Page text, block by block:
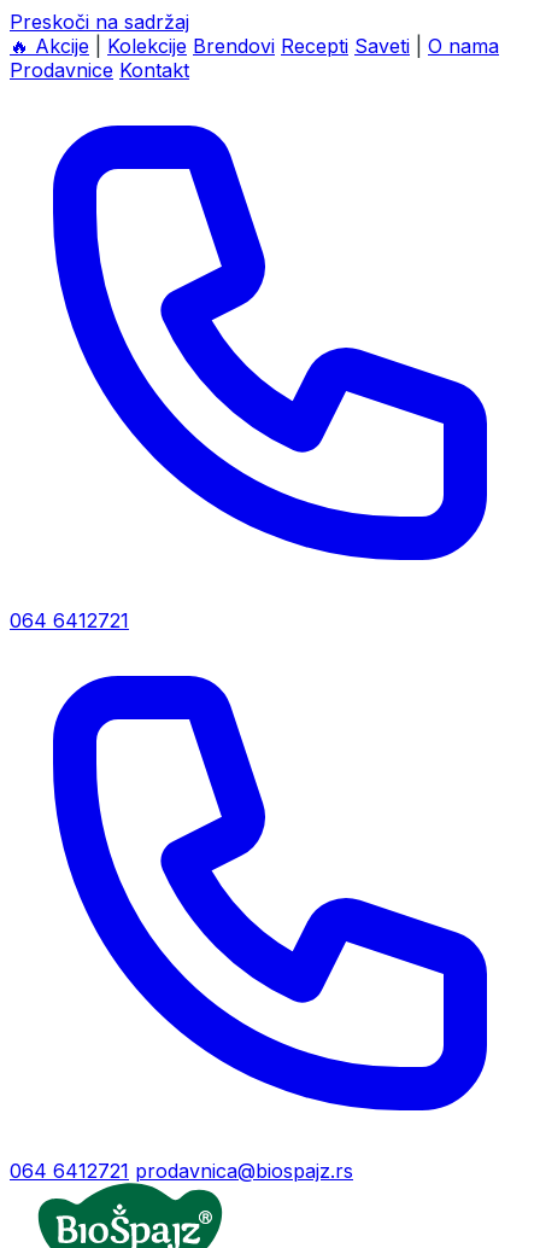
Preskoči na sadržaj
🔥 Akcije Kolekcije Brendovi Recepti Saveti
O nama
Prodavnice Kontakt
064 6412721
064 6412721 prodavnica@biospajz.rs